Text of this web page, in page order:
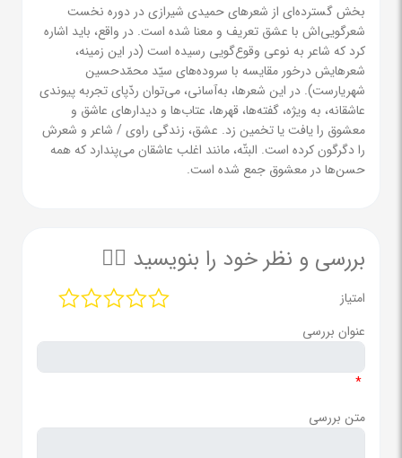
بخش گسترده‌ای از شعرهای حمیدی شیرازی در دوره نخست
شعرگویی‌اش با عشق تعریف و معنا شده است. در واقع، باید اشاره
کرد که شاعر به نوعی وقوع‌گویی رسیده است (در این زمینه،
شعرهایش درخور مقایسه با سروده‌های سیّد محمّدحسین
شهریارست). در این شعرها، به‌آسانی، می‌توان ردّپای تجربه پیوندی
عاشقانه، به ویژه، گفته‌ها، قهرها، عتاب‌ها و دیدارهای عاشق و
معشوق را یافت یا تخمین زد. عشق، زندگی راوی / شاعر و شعرش
را دگرگون کرده است. البتّه، مانند اغلب عاشقان می‌پندارد که همه
حسن‌ها در معشوق جمع شده است.
بررسی و نظر خود را بنویسید ✍🏻
امتیاز
عنوان بررسی
*
متن بررسی